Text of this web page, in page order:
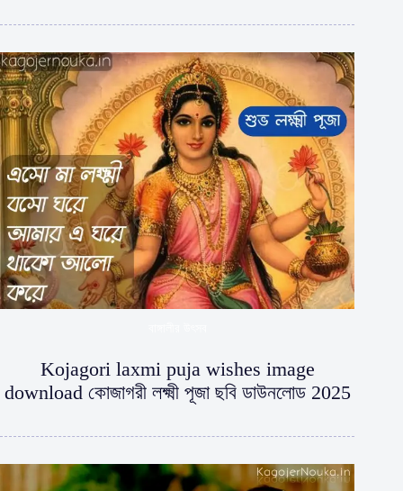
Kojagori laxmi puja wishes image
download কোজাগরী লক্ষ্মী পূজা ছবি ডাউনলোড 2025